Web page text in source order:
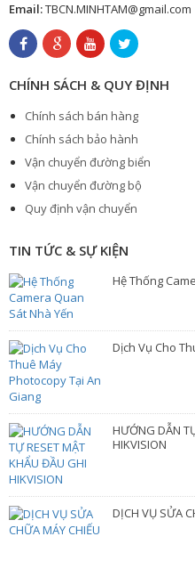
Email:TBCN.MINHTAM@gmail.com
CHÍNH SÁCH & QUY ĐỊNH
Chính sách bán hàng
Chính sách bảo hành
Vận chuyển đường biển
Vận chuyển đường bộ
Quy định vận chuyển
TIN TỨC & SỰ KIỆN
Hệ Thống
Dịch Vụ Cho
HƯỚNG DẪN
HIKVISION
DỊCH VỤ SỬA